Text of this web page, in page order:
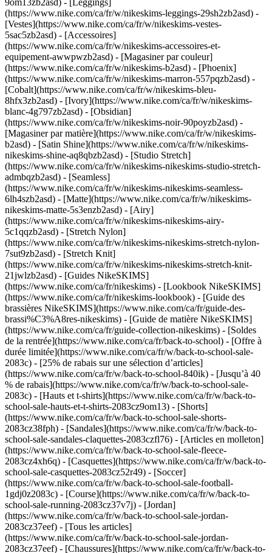
9om13zb2asd) - [Leggings]
(https://www.nike.com/ca/fr/w/nikeskims-leggings-29sh2zb2asd) -
[Vestes](https://www.nike.com/ca/fr/w/nikeskims-vestes-
5sac5zb2asd) - [Accessoires]
(https://www.nike.com/ca/fr/w/nikeskims-accessoires-et-
equipement-awwpwzb2asd) - [Magasiner par couleur]
(https://www.nike.com/ca/fr/w/nikeskims-b2asd) - [Phoenix]
(https://www.nike.com/ca/fr/w/nikeskims-marron-557pqzb2asd) -
[Cobalt](https://www.nike.com/ca/fr/w/nikeskims-bleu-
8hfx3zb2asd) - [Ivory](https://www.nike.com/ca/fr/w/nikeskims-
blanc-4g797zb2asd) - [Obsidian]
(https://www.nike.com/ca/fr/w/nikeskims-noir-90poyzb2asd) -
[Magasiner par matière](https://www.nike.com/ca/fr/w/nikeskims-
b2asd) - [Satin Shine](https://www.nike.com/ca/fr/w/nikeskims-
nikeskims-shine-aq8qbzb2asd) - [Studio Stretch]
(https://www.nike.com/ca/fr/w/nikeskims-nikeskims-studio-stretch-
admbqzb2asd) - [Seamless]
(https://www.nike.com/ca/fr/w/nikeskims-nikeskims-seamless-
6lh4szb2asd) - [Matte](https://www.nike.com/ca/fr/w/nikeskims-
nikeskims-matte-5s3enzb2asd) - [Airy]
(https://www.nike.com/ca/fr/w/nikeskims-nikeskims-airy-
5c1qqzb2asd) - [Stretch Nylon]
(https://www.nike.com/ca/fr/w/nikeskims-nikeskims-stretch-nylon-
7sut9zb2asd) - [Stretch Knit]
(https://www.nike.com/ca/fr/w/nikeskims-nikeskims-stretch-knit-
21jwlzb2asd) - [Guides NikeSKIMS]
(https://www.nike.com/ca/fr/nikeskims) - [Lookbook NikeSKIMS]
(https://www.nike.com/ca/fr/nikeskims-lookbook) - [Guide des
brassières NikeSKIMS](https://www.nike.com/ca/fr/guide-des-
brassi%C3%A8res-nikeskims) - [Guide de matière NikeSKIMS]
(https://www.nike.com/ca/fr/guide-collection-nikeskims) - [Soldes
de la rentrée](https://www.nike.com/ca/fr/back-to-school) - [Offre à
durée limitée](https://www.nike.com/ca/fr/w/back-to-school-sale-
2083c) - [25% de rabais sur une sélection d’articles]
(https://www.nike.com/ca/fr/w/back-to-school-840ik) - [Jusqu’à 40
% de rabais](https://www.nike.com/ca/fr/w/back-to-school-sale-
2083c) - [Hauts et t-shirts](https://www.nike.com/ca/fr/w/back-to-
school-sale-hauts-et-t-shirts-2083cz9om13) - [Shorts]
(https://www.nike.com/ca/fr/w/back-to-school-sale-shorts-
2083cz38fph) - [Sandales](https://www.nike.com/ca/fr/w/back-to-
school-sale-sandales-claquettes-2083czfl76) - [Articles en molleton]
(https://www.nike.com/ca/fr/w/back-to-school-sale-fleece-
2083cz4xh6q) - [Casquettes](https://www.nike.com/ca/fr/w/back-to-
school-sale-casquettes-2083cz52r49) - [Soccer]
(https://www.nike.com/ca/fr/w/back-to-school-sale-football-
1gdj0z2083c) - [Course](https://www.nike.com/ca/fr/w/back-to-
school-sale-running-2083cz37v7j) - [Jordan]
(https://www.nike.com/ca/fr/w/back-to-school-sale-jordan-
2083cz37eef) - [Tous les articles]
(https://www.nike.com/ca/fr/w/back-to-school-sale-jordan-
2083cz37eef) - [Chaussures](https://www.nike.com/ca/fr/w/back-to-